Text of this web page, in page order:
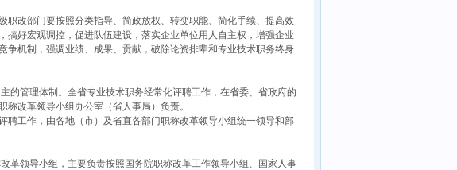
改部门要按照分类指导、简政放权、转变职能、简化手续、提高效
好宏观调控，促进队伍建设，落实企业单位用人自主权，增强企业
机制，强调业绩、成果、贡献，破除论资排辈和专业技术职务终身
管理体制。全省专业技术职务经常化评聘工作，在省委、省政府的
改革领导小组办公室（省人事局）负责。
工作，由各地（市）及省直各部门职称改革领导小组统一领导和部
革领导小组，主要负责按照国务院职称改革工作领导小组、国家人事